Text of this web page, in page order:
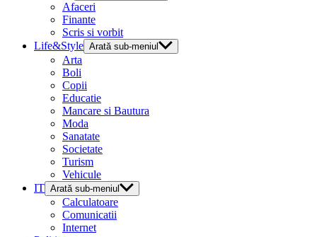
Afaceri
Finante
Scris si vorbit
Life&Style Arată sub-meniul
Arta
Boli
Copii
Educatie
Mancare si Bautura
Moda
Sanatate
Societate
Turism
Vehicule
IT Arată sub-meniul
Calculatoare
Comunicatii
Internet